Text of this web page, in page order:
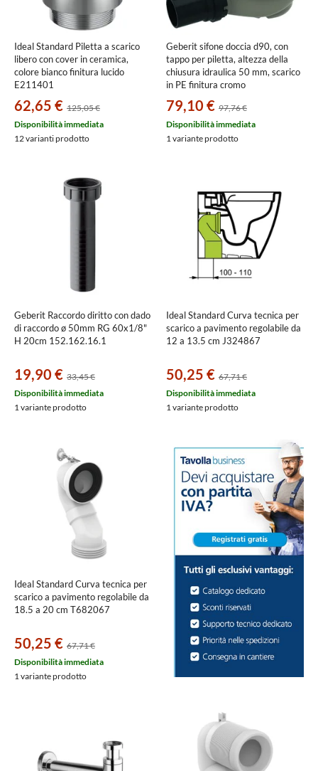
Ideal Standard Piletta a scarico
libero con cover in ceramica,
colore bianco finitura lucido
E211401
62,65 € 125,05 €
Disponibilità immediata
12 varianti prodotto
Geberit sifone doccia d90, con
tappo per piletta, altezza della
chiusura idraulica 50 mm, scarico
in PE finitura cromo
79,10 € 97,76 €
Disponibilità immediata
1 variante prodotto
Geberit Raccordo diritto con dado
di raccordo ø 50mm RG 60x1/8"
H 20cm 152.162.16.1
19,90 € 33,45 €
Disponibilità immediata
1 variante prodotto
Ideal Standard Curva tecnica per
scarico a pavimento regolabile da
12 a 13.5 cm J324867
50,25 € 67,71 €
Disponibilità immediata
1 variante prodotto
Ideal Standard Curva tecnica per
scarico a pavimento regolabile da
18.5 a 20 cm T682067
50,25 € 67,71 €
Disponibilità immediata
1 variante prodotto